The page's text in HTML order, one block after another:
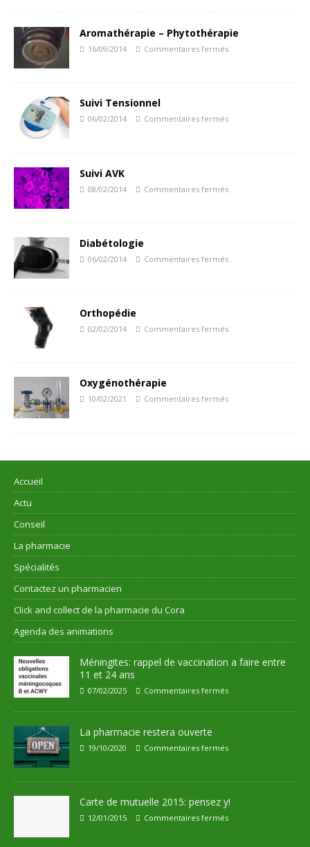
Aromathérapie – Phytothérapie
16/09/2014 Commentaires fermés
Suivi Tensionnel
06/02/2014 Commentaires fermés
Suivi AVK
08/02/2014 Commentaires fermés
Diabétologie
06/02/2014 Commentaires fermés
Orthopédie
02/02/2014 Commentaires fermés
Oxygénothérapie
10/02/2021 Commentaires fermés
Accueil
Actu
Conseil
La pharmacie
Spécialités
Contactez un pharmacien
Click and collect de la pharmacie du Cora
Agenda des animations
Méningites: rappel de vaccination a faire entre
11 et 24 ans
07/02/2025 Commentaires fermés
La pharmacie restera ouverte
19/10/2020 Commentaires fermés
Carte de mutuelle 2015: pensez y!
12/01/2015 Commentaires fermés